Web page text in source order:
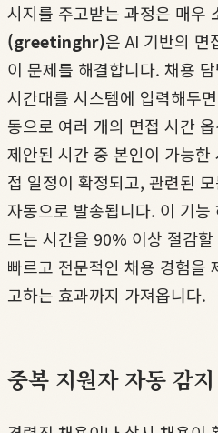
시지를 주고받는 과정은 매우
(greetinghr)은 AI 기반의 면
이 문제를 해결합니다. 채용
시간대를 시스템에 입력해두
동으로 여러 개의 면접 시간
제안된 시간 중 본인이 가능
접 일정이 확정되고, 관련된
자동으로 발송됩니다. 이 기
드는 시간을 90% 이상 절감
빠르고 전문적인 채용 경험을
고하는 효과까지 가져옵니다.
중복 지원자 자동 감